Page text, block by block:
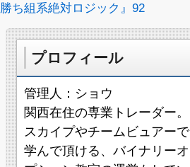
ち組系絶対ロジック』92
プロフィール
管理人：ショウ
関西在住の専業トレーダー。
スカイプやチームビュアーで
学んで頂ける、バイナリーオ